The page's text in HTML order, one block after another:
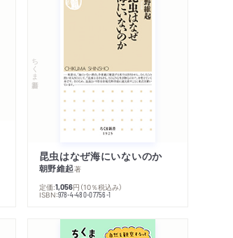
ちくま新書
昆虫はなぜ海にいないのか
朝野維起著
定価:1,056円 （10％税込み）
ISBN:978-4-480-07756-1